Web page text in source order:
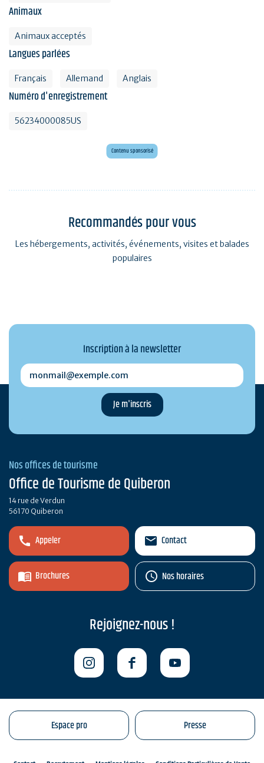
Animaux
Animaux acceptés
Langues parlées
Français Allemand Anglais
Numéro d'enregistrement
56234000085US
Contenu sponsorisé
Maxi mini golf 26 trous à deux pas de l'océan
Recommandés pour vous
Les hébergements, activités, événements, visites et balades
populaires
Inscription à la newsletter
monmail@exemple.com
Nos offices de tourisme
Office de Tourisme de Quiberon
14 rue de Verdun
56170 Quiberon
Appeler
Brochures
Contact
Nos horaires
Rejoignez-nous !
Espace pro Presse